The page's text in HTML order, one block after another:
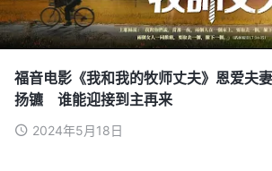
福音电影《我和我的牧师丈夫》恩爱夫
扬镳 谁能迎接到主再来
2024年5月18日